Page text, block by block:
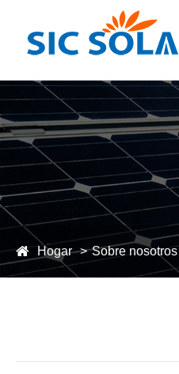
Hogar Sobre nosotros